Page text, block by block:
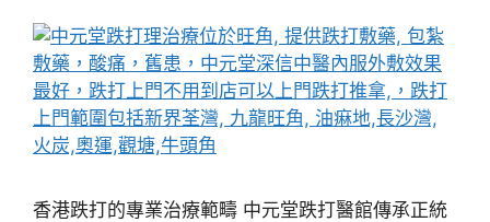
香港跌打的專業治療範疇 中元堂跌打醫館傳承正統